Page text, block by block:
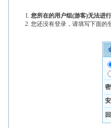
您所在的用户组(游客)无法进行
您还没有登录，请填写下面的